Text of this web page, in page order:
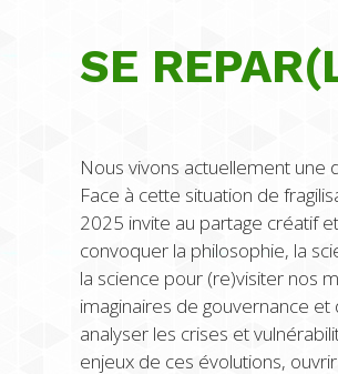
SE
Nous vivons actuellement une
Face à cette situation de
2025 invite au partage créatif
convoquer la philosophie, la
la science pour (re)visiter nos
imaginaires de gouvernance
analyser les crises et
enjeux de ces évolutions,